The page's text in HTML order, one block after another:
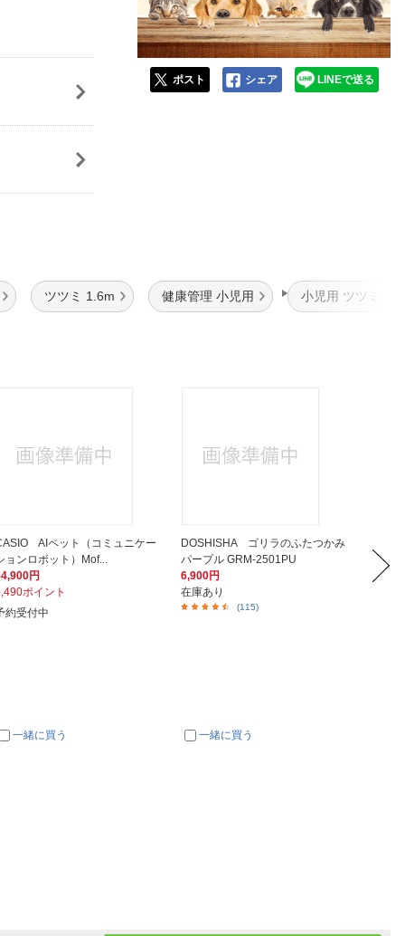
ポスト シェア LINEで送る
ツツミ 1.6m 健康管理 小児用 小児用 ツツミ
AIペット（コミュニケー
ョンロボット）Mof...
円
ポイント
約受付中
一緒に買う
DOSHISHA ゴリラのふたつかみ
パープル GRM-2501PU
6,900円
在庫あり
(115)
一緒に買う
ラン
49,500